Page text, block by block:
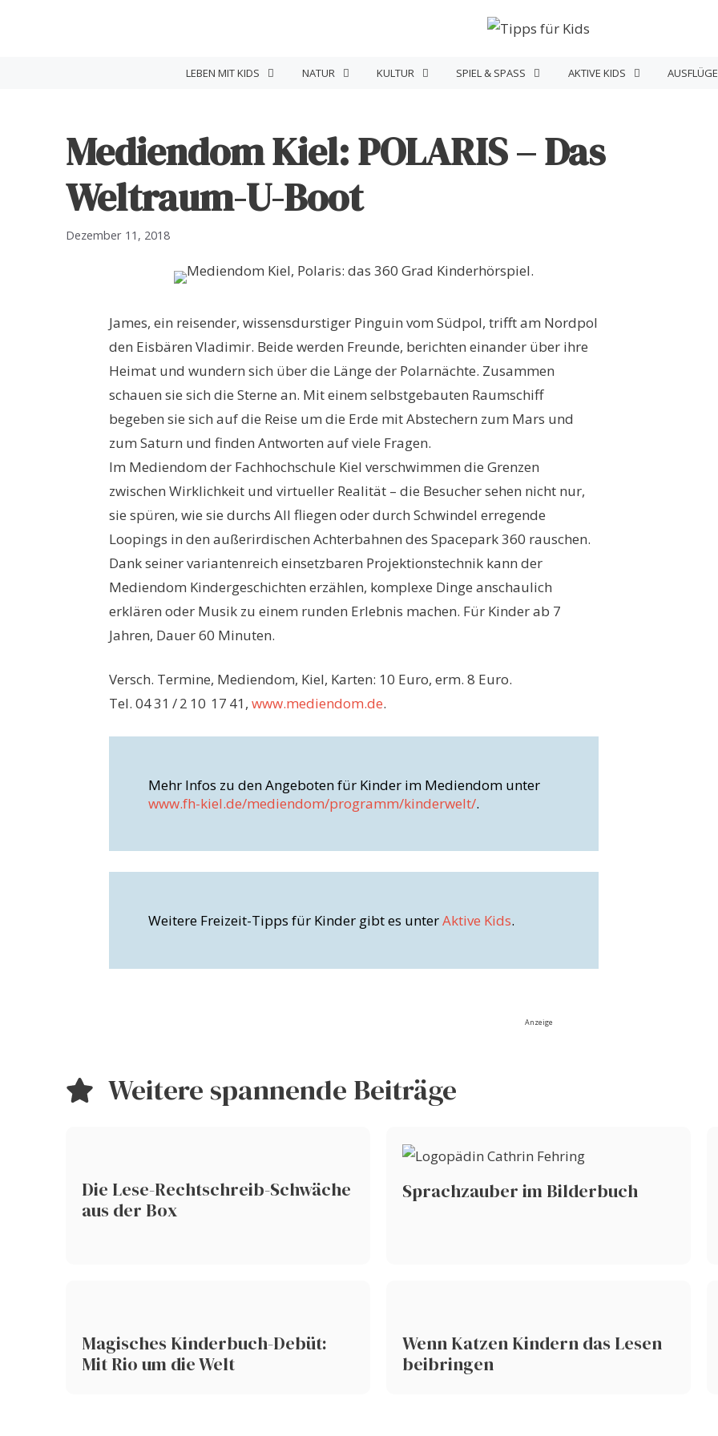
LEBEN MIT KIDS NATUR KULTUR SPIEL & SPASS AKTIVE KIDS
Mediendom Kiel: POLARIS – Das
Weltraum-U-Boot
Dezember 11, 2018
James, ein reisender, wissensdurstiger Pinguin vom Südpol, trifft am Nordpol
den Eisbären Vladimir. Beide werden Freunde, berichten einander über ihre
Heimat und wundern sich über die Länge der Polarnächte. Zusammen
schauen sie sich die Sterne an. Mit einem selbstgebauten Raumschiff
begeben sie sich auf die Reise um die Erde mit Abstechern zum Mars und
zum Saturn und finden Antworten auf viele Fragen.
Im Mediendom der Fachhochschule Kiel verschwimmen die Grenzen
zwischen Wirklichkeit und virtueller Realität – die Besucher sehen nicht nur,
sie spüren, wie sie durchs All fliegen oder durch Schwindel erregende
Loopings in den außerirdischen Achterbahnen des Spacepark 360 rauschen.
Dank seiner variantenreich einsetzbaren Projektionstechnik kann der
Mediendom Kindergeschichten erzählen, komplexe Dinge anschaulich
erklären oder Musik zu einem runden Erlebnis machen. Für Kinder ab 7
Jahren, Dauer 60 Minuten.
Versch. Termine, Mediendom, Kiel, Karten: 10 Euro, erm. 8 Euro.
Tel. 04 31 / 2 10 17 41, www.mediendom.de.
Mehr Infos zu den Angeboten für Kinder im Mediendom unter
www.fh-kiel.de/mediendom/programm/kinderwelt/.
Weitere Freizeit-Tipps für Kinder gibt es unter Aktive Kids.
Anzeige
Weitere spannende Beiträge
Die Lese-Rechtschreib-Schwäche
aus der Box
Sprachzauber im Bilderbuch
Magisches Kinderbuch-Debüt:
Mit Rio um die Welt
Wenn Katzen Kindern das Lesen
beibringen